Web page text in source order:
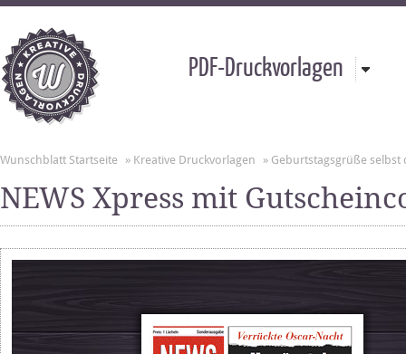
PDF-Druckvorlagen
Wunschblatt Startseite » Kreative Druckvorlagen » Geburtstagsgrüße selbst
NEWS Xpress mit